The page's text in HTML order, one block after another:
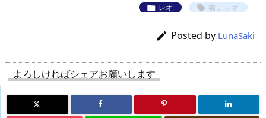
 レオ  猫 , レオ
 Posted by LunaSaki
よろしければシェアお願いします